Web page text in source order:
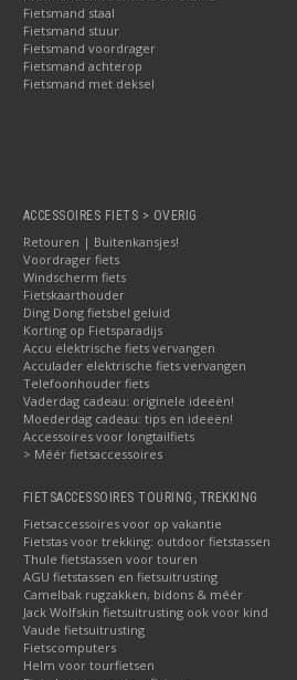
Fietsmand staal
Fietsmand stuur
Fietsmand voordrager
Fietsmand achterop
Fietsmand met deksel
ACCESSOIRES FIETS > OVERIG
Retouren | Buitenkansjes!
Voordrager fiets
Windscherm fiets
Fietskaarthouder
Ding Dong fietsbel geluid
Korting op Fietsparadijs
Accu elektrische fiets vervangen
Acculader elektrische fiets vervangen
Telefoonhouder fiets
Vaderdag cadeau: originele ideeën!
Moederdag cadeau: tips en ideeën!
Accessoires voor longtailfiets
> Méér fietsaccessoires
FIETSACCESSOIRES TOURING, TREKKING
Fietsaccessoires voor op vakantie
Fietstas voor trekking: outdoor fietstassen
Thule fietstassen voor touren
AGU fietstassen en fietsuitrusting
Camelbak rugzakken, bidons & méér
Jack Wolfskin fietsuitrusting ook voor kind
Vaude fietsuitrusting
Fietscomputers
Helm voor tourfietsen